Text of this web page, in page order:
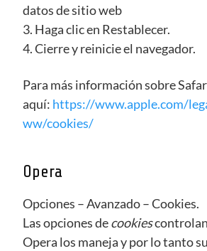
datos de sitio web
3. Haga clic en Restablecer.
4. Cierre y reinicie el navegador.
Para más información sobre
aquí: https://www.apple.com/
ww/cookies/
Opera
Opciones – Avanzado – Cookies.
Las opciones decookies
Opera los maneja y por lo tanto